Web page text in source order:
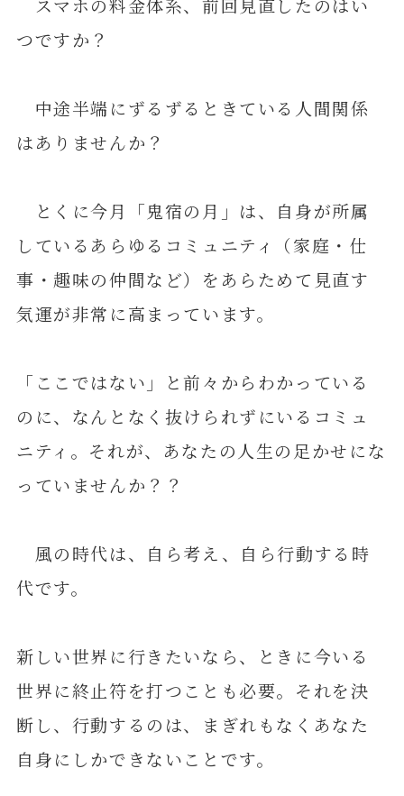
スマホの料金体系、前回見直したのはい
つですか？
中途半端にずるずるときている人間関係
はありませんか？
とくに今月「鬼宿の月」は、自身が所属
しているあらゆるコミュニティ（家庭・仕
事・趣味の仲間など）をあらためて見直す
気運が非常に高まっています。
「ここではない」と前々からわかっている
のに、なんとなく抜けられずにいるコミュ
ニティ。それが、あなたの人生の足かせにな
っていませんか？？
風の時代は、自ら考え、自ら行動する時
代です。
新しい世界に行きたいなら、ときに今いる
世界に終止符を打つことも必要。それを決
断し、行動するのは、まぎれもなくあなた
自身にしかできないことです。